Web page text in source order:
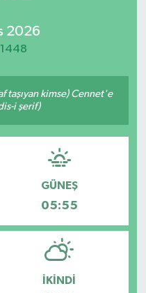
2026
taşıyan kimse) Cennet'e
i şerif)
GÜNEŞ
05:55
İKINDI